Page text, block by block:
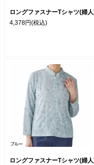
ロングファスナーTシャツ(婦
4,378円(税込)
ロングファスナーTシャツ(婦